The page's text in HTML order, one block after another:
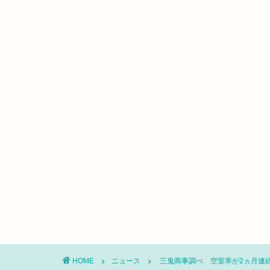
HOME ニュース 三鬼商事調べ 空室率が2ヵ月連